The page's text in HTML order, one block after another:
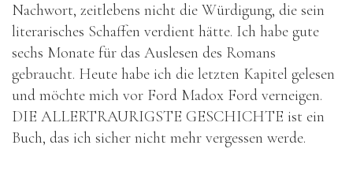
Nachwort, zeitlebens nicht die Würdigung, die sein
literarisches Schaffen verdient hätte. Ich habe gute
sechs Monate für das Auslesen des Romans
gebraucht. Heute habe ich die letzten Kapitel gelesen
und möchte mich vor Ford Madox Ford verneigen.
DIE ALLERTRAURIGSTE GESCHICHTE ist ein
Buch, das ich sicher nicht mehr vergessen werde.